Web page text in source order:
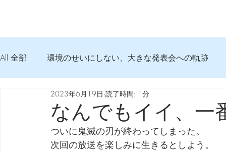
All 全部 環境のせいにしない、大きな発表会への軌跡
弦交換の記録 DTM 始める 知っておきたいコト
Imanjy Studio 使われているモノ 食べんじーの美味
なんでもイイ、一
2023年6月19日 読了時間: 1分
ついに鬼滅の刃が終わってしまった。
次回の放送を楽しみに生きるとしよう。